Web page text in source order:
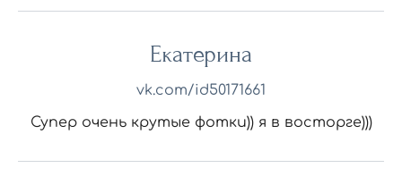
Екатерина
vk.com/id50171661
Супер очень крутые фотки)) я в восторге)))